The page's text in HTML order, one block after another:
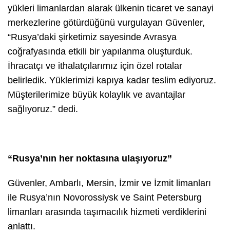
yükleri limanlardan alarak ülkenin ticaret ve sanayi
merkezlerine götürdüğünü vurgulayan Güvenler,
“Rusya’daki şirketimiz sayesinde Avrasya
coğrafyasında etkili bir yapılanma oluşturduk.
İhracatçı ve ithalatçılarımız için özel rotalar
belirledik. Yüklerimizi kapıya kadar teslim ediyoruz.
Müşterilerimize büyük kolaylık ve avantajlar
sağlıyoruz.” dedi.
“Rusya’nın her noktasına ulaşıyoruz”
Güvenler, Ambarlı, Mersin, İzmir ve İzmit limanları
ile Rusya’nın Novorossiysk ve Saint Petersburg
limanları arasında taşımacılık hizmeti verdiklerini
anlattı.